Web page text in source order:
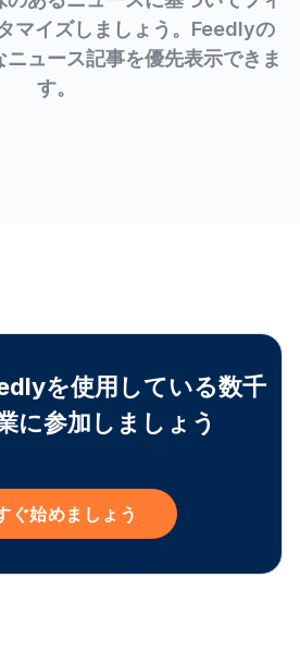
マイズしましょう。Feedlyの
ュース記事を優先表示できま
す。
を使用している数千
に参加しましょう
ぐ始めましょう